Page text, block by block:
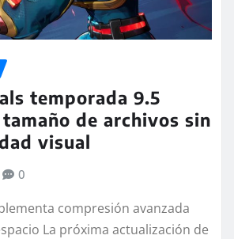
temporada 9.5
de archivos sin
visual
0
compresión avanzada
La próxima actualización de